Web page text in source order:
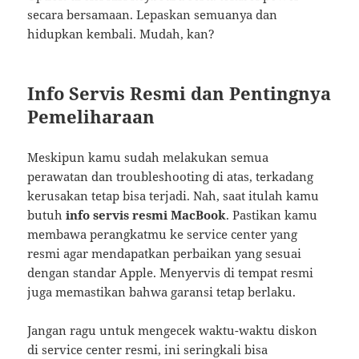
secara bersamaan. Lepaskan semuanya dan
hidupkan kembali. Mudah, kan?
Info Servis Resmi dan Pentingnya
Pemeliharaan
Meskipun kamu sudah melakukan semua
perawatan dan troubleshooting di atas, terkadang
kerusakan tetap bisa terjadi. Nah, saat itulah kamu
butuhinfo servis resmi MacBook. Pastikan kamu
membawa perangkatmu ke service center yang
resmi agar mendapatkan perbaikan yang sesuai
dengan standar Apple. Menyervis di tempat resmi
juga memastikan bahwa garansi tetap berlaku.
Jangan ragu untuk mengecek waktu-waktu diskon
di service center resmi, ini seringkali bisa